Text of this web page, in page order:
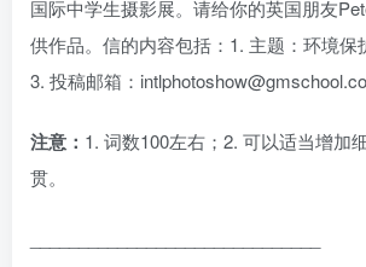
国际中学生摄影展。请给你的英国朋友
供作品。信的内容包括：1. 主题：环境保
3. 投稿邮箱：
注意： 1. 词数100左右；2. 可以适当增加
贯。